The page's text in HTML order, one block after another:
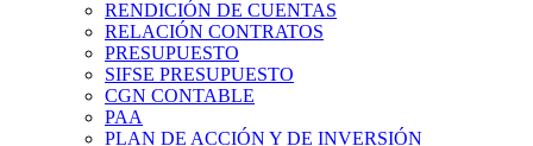
RENDICIÓN DE CUENTAS
RELACIÓN CONTRATOS
PRESUPUESTO
SIFSE PRESUPUESTO
CGN CONTABLE
PAA
PLAN DE ACCIÓN Y DE INVERSIÓN